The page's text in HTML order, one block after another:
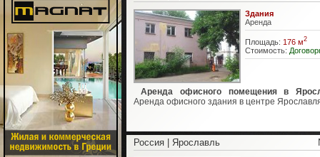
Здания
Аренда
Площадь: 176 м2
Стоимость:
Аренда офисного помещения в
Аренда офисного здания в центре
Россия | Ярославль